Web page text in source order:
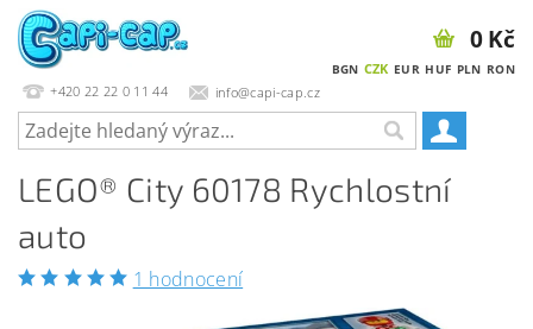
+420 22 22 0 11 44 info@capi-cap.cz
BGN CZK EUR HUF PLN RON
0 Kč
LEGO® City 60178 Rychlostní
auto
1 hodnocení